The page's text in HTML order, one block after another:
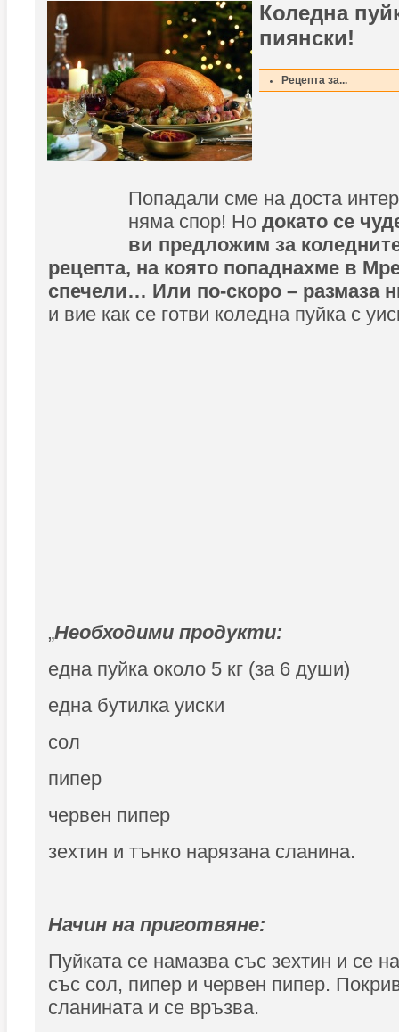
Коледна
пиянски!
Рецепта за...
Попадали сме на доста
няма спор! Но докато се
ви предложим за
рецепта, на която попаднахме в
спечели… Или по-скоро – размаза
и вие как се готви коледна пуйка с
„Необходими продукти:
една пуйка около 5 кг (за 6 души)
една бутилка уиски
сол
пипер
червен пипер
зехтин и тънко нарязана сланина.
Начин на приготвяне:
Пуйката се намазва със зехтин и се
със сол, пипер и червен пипер.
сланината и се връзва.